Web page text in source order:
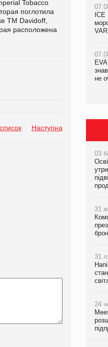
Tobacco
поглотила
ТМ Davidoff,
расположена
Наступна
не
не
03
31
31
24